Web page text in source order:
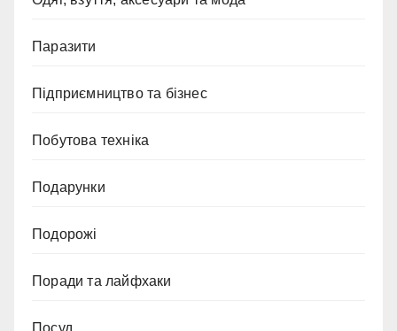
Паразити
Підприємництво та бізнес
Побутова техніка
Подарунки
Подорожі
Поради та лайфхаки